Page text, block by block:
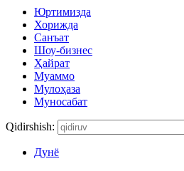
Юртимизда
Хорижда
Санъат
Шоу-бизнес
Ҳайрат
Муаммо
Мулоҳаза
Муносабат
Qidirshish:
Дунё